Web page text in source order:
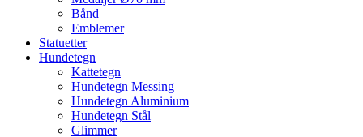
Bånd
Emblemer
Statuetter
Hundetegn
Kattetegn
Hundetegn Messing
Hundetegn Aluminium
Hundetegn Stål
Glimmer